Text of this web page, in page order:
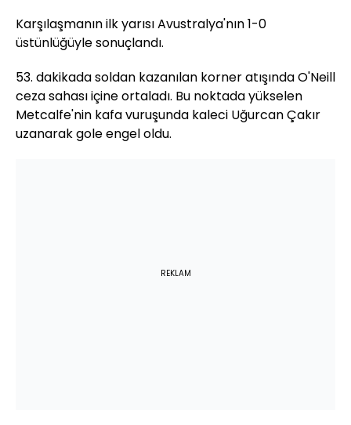
Karşılaşmanın ilk yarısı Avustralya'nın 1-0
üstünlüğüyle sonuçlandı.
53. dakikada soldan kazanılan korner atışında O'Neill
ceza sahası içine ortaladı. Bu noktada yükselen
Metcalfe'nin kafa vuruşunda kaleci Uğurcan Çakır
uzanarak gole engel oldu.
REKLAM